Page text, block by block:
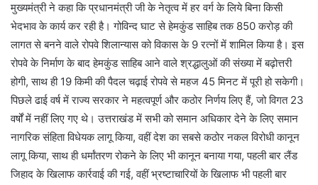
मुख्यमंत्री ने कहा कि प्रधानमंत्री जी के नेतृत्व में हर वर्ग के लिये बिना किसी
भेदभाव के कार्य कर रही है। गोविन्द घाट से हेमकुंड साहिब तक 850 करोड़ की
लागत से बनने वाले रोपवे शिलान्यास को विकास के 9 रत्नों में शामिल किया है। इस
रोपवे के निर्माण के बाद हेमकुंड साहिब आने वाले श्रद्धालुओं की संख्या में बढ़ोत्तरी
होगी, साथ ही 19 किमी की पैदल चढ़ाई रोपवे से महज 45 मिनट में पूरी हो सकेगी।
पिछले ढाई वर्ष में राज्य सरकार ने महत्वपूर्ण और कठोर निर्णय लिए हैं, जो विगत 23
वर्षों में नहीं लिए गए थे। उत्तराखंड में सभी को समान अधिकार देने के लिए समान
नागरिक संहिता विधेयक लागू किया, वहीं देश का सबसे कठोर नकल विरोधी कानून
लागू किया, साथ ही धर्मांतरण रोकने के लिए भी कानून बनाया गया, पहली बार लैंड
जिहाद के खिलाफ कार्रवाई की गई, वहीं भ्रष्टाचारियों के खिलाफ भी पहली बार